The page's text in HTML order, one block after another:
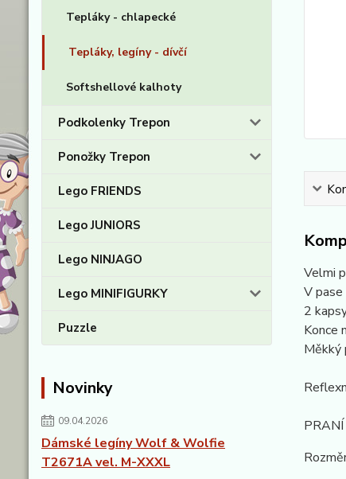
Tepláky - chlapecké
Tepláky, legíny - dívčí
Softshellové kalhoty
Podkolenky Trepon
Ponožky Trepon
Lego FRIENDS
Lego JUNIORS
Lego NINJAGO
Lego MINIFIGURKY
Puzzle
Novinky
09.04.2026
Dámské legíny Wolf & Wolfie
T2671A vel. M-XXXL
Velmi
V pase
2
Konce
Měkký